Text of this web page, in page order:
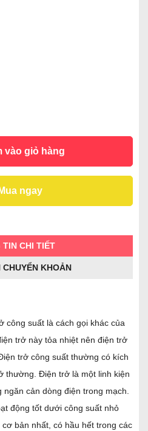
vào giỏ hàng
Mua ngay
TIN CHI TIẾT
CHUYỂN KHOẢN
công suất là cách gọi khác của
trở này tỏa nhiệt nên điện trở
trở công suất thường có kích
thường. Điện trở là một linh kiện
cản dòng điện trong mạch.
động tốt dưới công suất nhỏ
bản nhất, có hầu hết trong các